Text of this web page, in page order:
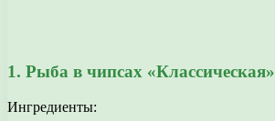
1. Рыба в чипсах «Классическая»
Ингредиенты: